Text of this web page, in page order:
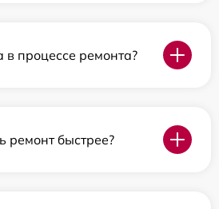
в процессе ремонта?
ремонт быстрее?